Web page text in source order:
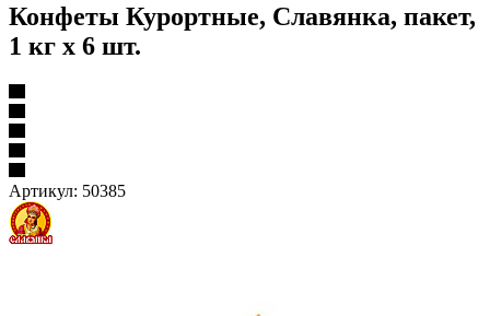
Конфеты Курортные, Славянка, пакет,
1 кг х 6 шт.
Артикул: 50385